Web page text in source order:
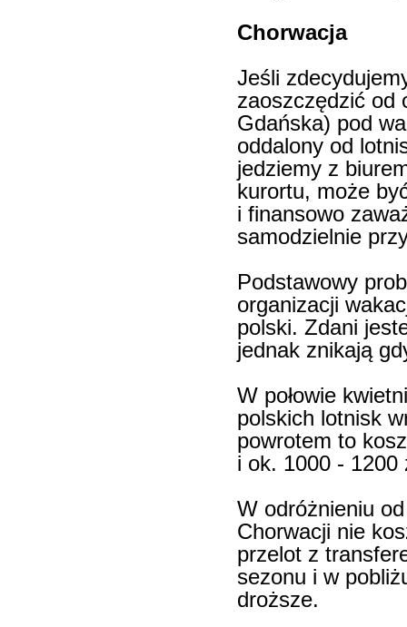
Chorwacja
Jeśli
zaoszczędzić od
Gdańska) pod
oddalony od
jedziemy z
kurortu, może
i finansowo
samodzielnie
Podstawowy
organizacji
polski. Zdani
jednak znikają
W połowie
polskich lotnisk
powrotem to
i ok. 1000 - 1200
W odróżnieniu
Chorwacji nie
przelot z
sezonu i w
droższe.